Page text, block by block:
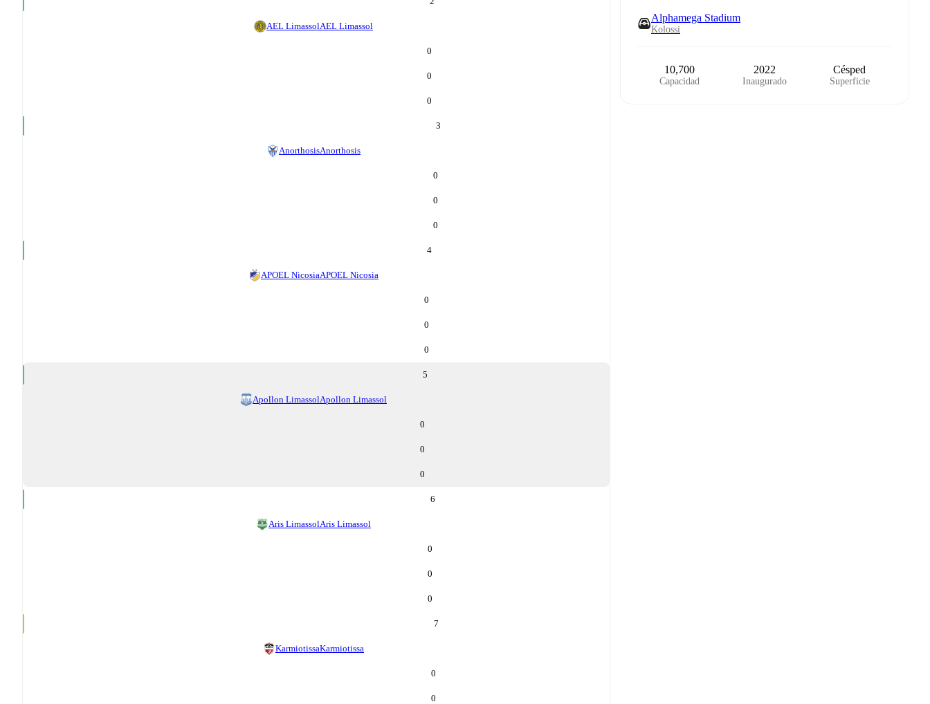
AEL LimassolAEL Limassol
0
0
0
3
AnorthosisAnorthosis
0
0
0
4
APOEL NicosiaAPOEL Nicosia
0
0
0
5
Apollon LimassolApollon Limassol
0
0
0
6
Aris LimassolAris Limassol
0
0
0
7
KarmiotissaKarmiotissa
0
0
Alphamega Stadium
Kolossi
10,700
Capacidad
2022
Inaugurado
Césped
Superficie